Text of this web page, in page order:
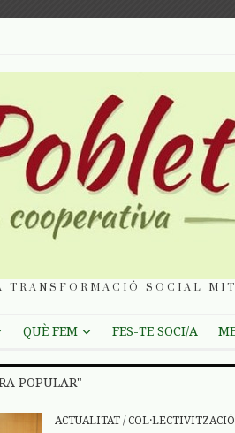
TRANSFORMACIÓ SOCIAL
QUÈ FEM FES-TE SOCI/A
POPULAR"
ACTUALITAT / COL·LECTIVITZACIÓ